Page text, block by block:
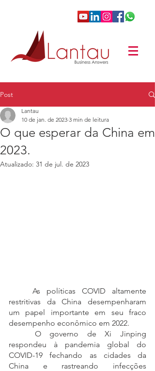
Post
O que esperar da China em
2023.
Lantau
10 de jan. de 2023 3 min de leitura
Atualizado: 31 de jul. de 2023
restritivas da China desempenharam
um papel importante em seu fraco
desempenho econômico em 2022.
respondeu à pandemia global do
COVID-19 fechando as cidades da
China e rastreando infecções